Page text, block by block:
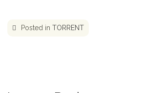
Posted in TORRENT